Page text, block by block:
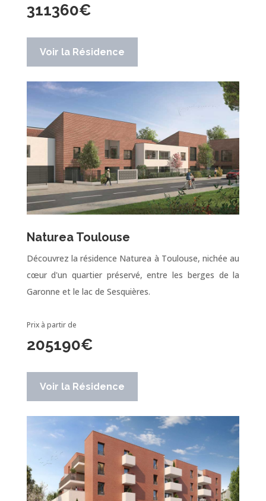
311360€
Voir la Résidence
Naturea Toulouse
Découvrez la résidence Naturea à Toulouse, nichée au
cœur d'un quartier préservé, entre les berges de la
Garonne et le lac de Sesquières.
Prix à partir de
205190€
Voir la Résidence